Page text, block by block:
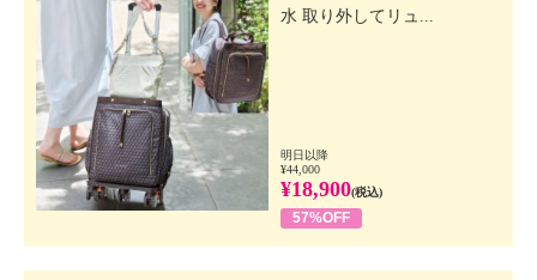
水 取り外してリュ...
明日以降
¥44,000
¥18,900(税込)
57%OFF